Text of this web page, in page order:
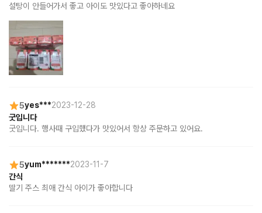
설탕이 안들어가서 좋고 아이도 맛있다고 좋아하네요
5yes***2023-12-28
굿입니다
굿입니다. 행사때 구입했다가 맛있어서 항상 주문하고 있어요.
5yum*******2023-11-7
간식
딸기 주스 최애 간식 아이가 좋아합니다